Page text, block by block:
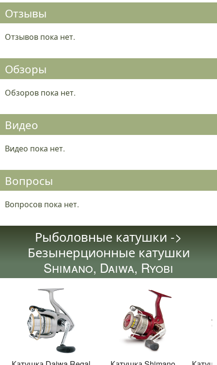
Отзывы
Отзывов пока нет.
Обзоры
Обзоров пока нет.
Видео
Видео пока нет.
Вопросы
Вопросов пока нет.
Рыболовные катушки ->
Безынерционные катушки
Shimano, Daiwa, Ryobi